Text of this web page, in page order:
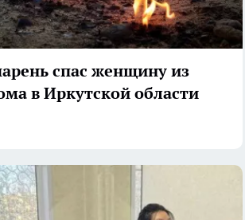
спас женщину из
в Иркутской области